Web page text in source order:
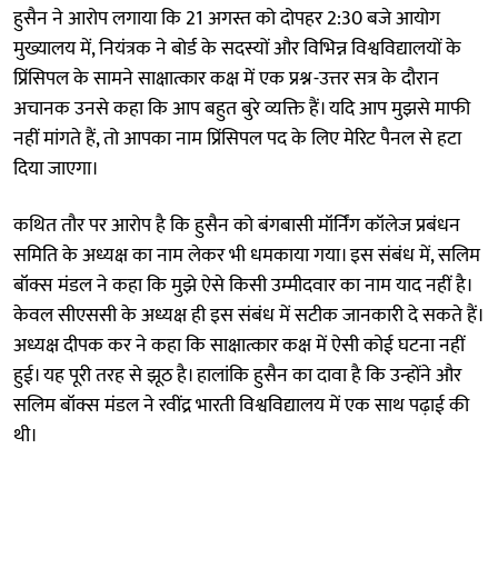
हुसैन ने आरोप लगाया कि 21 अगस्त को दोपहर 2:30 बजे आयोग
मुख्यालय में, नियंत्रक ने बोर्ड के सदस्यों और विभिन्न विश्वविद्यालयों के
प्रिंसिपल के सामने साक्षात्कार कक्ष में एक प्रश्न-उत्तर सत्र के दौरान
अचानक उनसे कहा कि आप बहुत बुरे व्यक्ति हैं। यदि आप मुझसे माफी
नहीं मांगते हैं, तो आपका नाम प्रिंसिपल पद के लिए मेरिट पैनल से हटा
दिया जाएगा।
कथित तौर पर आरोप है कि हुसैन को बंगबासी मॉर्निंग कॉलेज प्रबंधन
समिति के अध्यक्ष का नाम लेकर भी धमकाया गया। इस संबंध में, सलिम
बॉक्स मंडल ने कहा कि मुझे ऐसे किसी उम्मीदवार का नाम याद नहीं है।
केवल सीएससी के अध्यक्ष ही इस संबंध में सटीक जानकारी दे सकते हैं।
अध्यक्ष दीपक कर ने कहा कि साक्षात्कार कक्ष में ऐसी कोई घटना नहीं
हुई। यह पूरी तरह से झूठ है। हालांकि हुसैन का दावा है कि उन्होंने और
सलिम बॉक्स मंडल ने रवींद्र भारती विश्वविद्यालय में एक साथ पढ़ाई की
थी।